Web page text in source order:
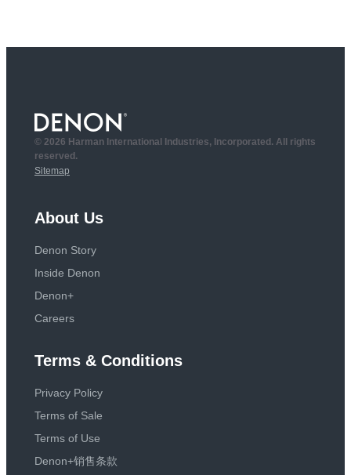
© 2026 Harman International Industries, Incorporated. All rights
reserved.
Sitemap
About Us
Denon Story
Inside Denon
Denon+
Careers
Terms & Conditions
Privacy Policy
Terms of Sale
Terms of Use
Denon+销售条款